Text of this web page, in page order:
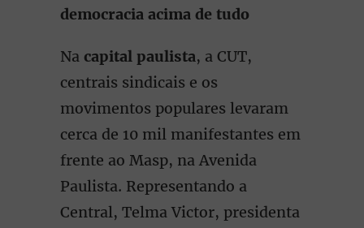
democracia acima de tudo
Na capital paulista, a CUT,
centrais sindicais e os
movimentos populares levaram
cerca de 10 mil manifestantes em
frente ao Masp, na Avenida
Paulista. Representando a
Central, Telma Victor, presidenta